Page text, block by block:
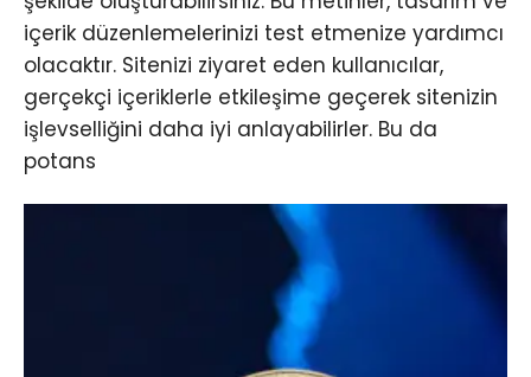
içerik düzenlemelerinizi test etmenize yardımcı
olacaktır. Sitenizi ziyaret eden kullanıcılar,
gerçekçi içeriklerle etkileşime geçerek sitenizin
işlevselliğini daha iyi anlayabilirler. Bu da
potans